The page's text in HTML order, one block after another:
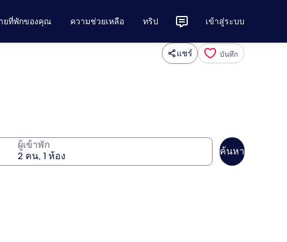
ยที่พักของคุณ ความช่วยเหลือ ทริป เข้าสู่ระบบ
แชร์ บันทึก
ผู้เข้าพัก
ค้นหา